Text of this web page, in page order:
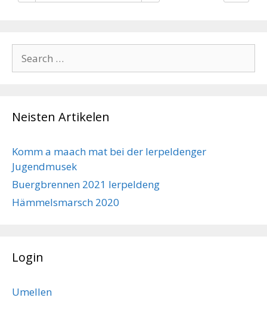
for:
Neisten Artikelen
Komm a maach mat bei der Ierpeldenger
Jugendmusek
Buergbrennen 2021 Ierpeldeng
Hämmelsmarsch 2020
Login
Umellen